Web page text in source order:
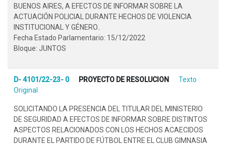
BUENOS AIRES, A EFECTOS DE INFORMAR SOBRE LA
ACTUACIÓN POLICIAL DURANTE HECHOS DE VIOLENCIA
INSTITUCIONAL Y GÉNERO..
Fecha Estado Parlamentario: 15/12/2022
Bloque: JUNTOS
D- 4101/22-23- 0 PROYECTO DE RESOLUCION
Texto
Original
SOLICITANDO LA PRESENCIA DEL TITULAR DEL MINISTERIO
DE SEGURIDAD A EFECTOS DE INFORMAR SOBRE DISTINTOS
ASPECTOS RELACIONADOS CON LOS HECHOS ACAECIDOS
DURANTE EL PARTIDO DE FÚTBOL ENTRE EL CLUB GIMNASIA